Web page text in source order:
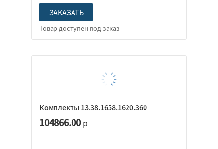
ЗАКАЗАТЬ
Комплекты 13.38.1658.1620.360
104866.00р